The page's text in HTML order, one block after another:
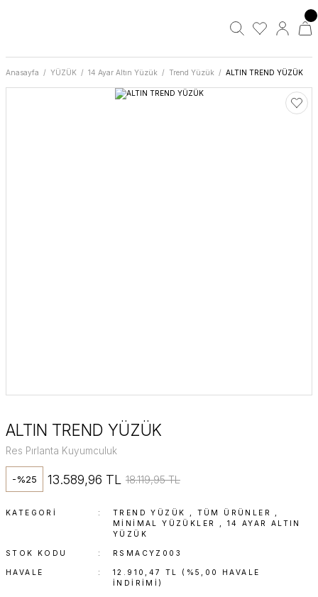
Anasayfa YÜZÜK 14 Ayar Altın Yüzük Trend Yüzük ALTIN TREND YÜZÜK
ALTIN TREND YÜZÜK
Res Pırlanta Kuyumculuk
-%25 13.589,96 TL 18.119,95 TL
KATEGORI TREND YÜZÜK TÜM ÜRÜNLER
MINIMAL YÜZÜKLER
14 AYAR ALTIN
YÜZÜK
STOK KODU RSMACYZ003
HAVALE
12.910,47 TL (%5,00 HAVALE
INDIRIMI)